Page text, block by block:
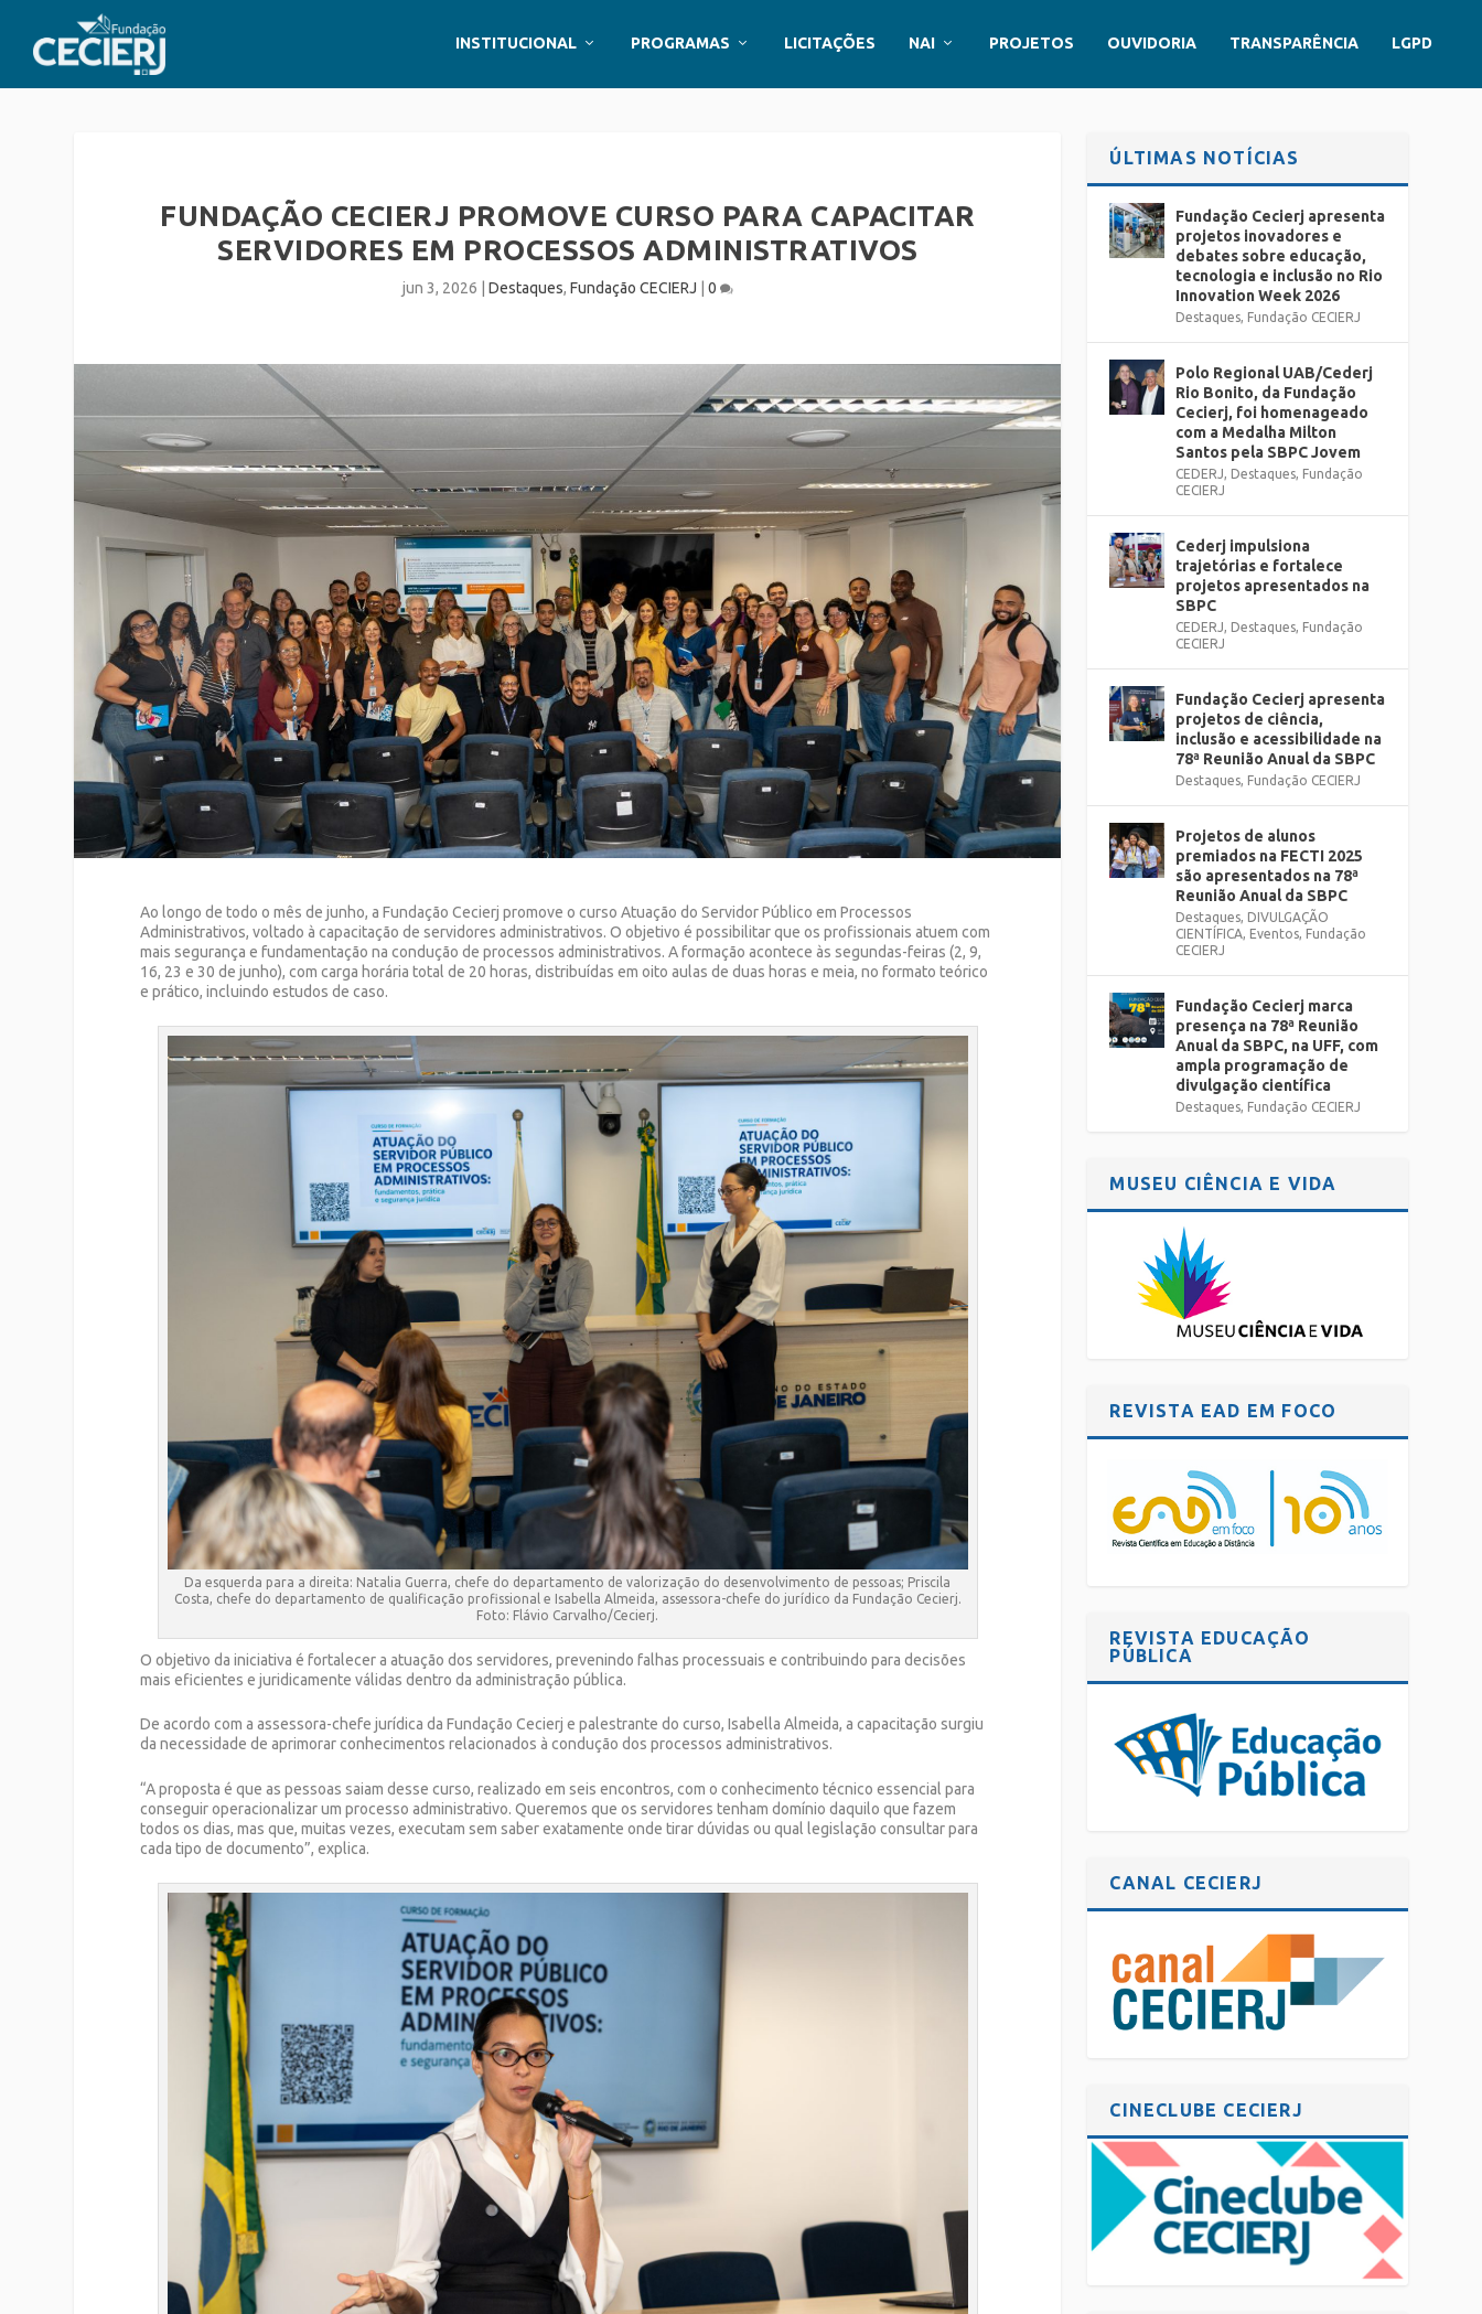
INSTITUCIONAL PROGRAMAS LICITAÇÕES NAI PROJETOS OUVIDORIA TRANSPARÊNCIA LGPD
FUNDAÇÃO CECIERJ PROMOVE CURSO PARA CAPACITAR
SERVIDORES EM PROCESSOS ADMINISTRATIVOS
jun 3, 2026 Destaques, Fundação CECIERJ 0
Ao longo de todo o mês de junho, a Fundação Cecierj promove o curso Atuação do Servidor Público em Processos
Administrativos, voltado à capacitação de servidores administrativos. O objetivo é possibilitar que os profissionais atuem com
mais segurança e fundamentação na condução de processos administrativos. A formação acontece às segundas-feiras (2, 9,
16, 23 e 30 de junho), com carga horária total de 20 horas, distribuídas em oito aulas de duas horas e meia, no formato teórico
e prático, incluindo estudos de caso.
Da esquerda para a direita: Natalia Guerra, chefe do departamento de valorização do desenvolvimento de pessoas; Priscila
Costa, chefe do departamento de qualificação profissional e Isabella Almeida, assessora-chefe do jurídico da Fundação Cecierj.
Foto: Flávio Carvalho/Cecierj.
O objetivo da iniciativa é fortalecer a atuação dos servidores, prevenindo falhas processuais e contribuindo para decisões
mais eficientes e juridicamente válidas dentro da administração pública.
De acordo com a assessora-chefe jurídica da Fundação Cecierj e palestrante do curso, Isabella Almeida, a capacitação surgiu
da necessidade de aprimorar conhecimentos relacionados à condução dos processos administrativos.
“A proposta é que as pessoas saiam desse curso, realizado em seis encontros, com o conhecimento técnico essencial para
conseguir operacionalizar um processo administrativo. Queremos que os servidores tenham domínio daquilo que fazem
todos os dias, mas que, muitas vezes, executam sem saber exatamente onde tirar dúvidas ou qual legislação consultar para
cada tipo de documento”, explica.
ÚLTIMAS NOTÍCIAS
Fundação Cecierj apresenta
projetos inovadores e
debates sobre educação,
tecnologia e inclusão no Rio
Innovation Week 2026
Destaques, Fundação CECIERJ
Polo Regional UAB/Cederj
Rio Bonito, da Fundação
Cecierj, foi homenageado
com a Medalha Milton
Santos pela SBPC Jovem
CEDERJ, Destaques, Fundação
CECIERJ
Cederj impulsiona
trajetórias e fortalece
projetos apresentados na
SBPC
CEDERJ, Destaques, Fundação
CECIERJ
Fundação Cecierj apresenta
projetos de ciência,
inclusão e acessibilidade na
78ª Reunião Anual da SBPC
Destaques, Fundação CECIERJ
Projetos de alunos
premiados na FECTI 2025
são apresentados na 78ª
Reunião Anual da SBPC
Destaques, DIVULGAÇÃO
CIENTÍFICA, Eventos, Fundação
CECIERJ
Fundação Cecierj marca
presença na 78ª Reunião
Anual da SBPC, na UFF, com
ampla programação de
divulgação científica
Destaques, Fundação CECIERJ
MUSEU CIÊNCIA E VIDA
REVISTA EAD EM FOCO
REVISTA EDUCAÇÃO
PÚBLICA
CANAL CECIERJ
CINECLUBE CECIERJ